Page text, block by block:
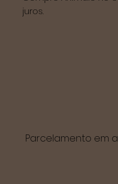
juros.
Parcelamento em